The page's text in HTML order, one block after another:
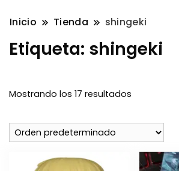
Inicio Tienda shingeki
Etiqueta: shingeki
Mostrando los 17 resultados